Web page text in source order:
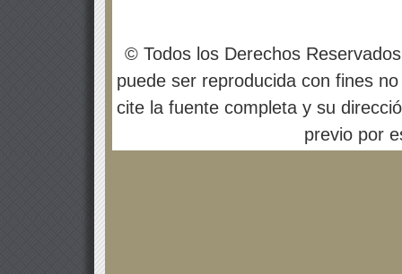
© Todos los Derechos
puede ser reproducida con fines
cite la fuente completa y su
previo por